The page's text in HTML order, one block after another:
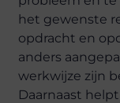
het gewenste
opdracht en
anders
werkwijze zijn
Daarnaast